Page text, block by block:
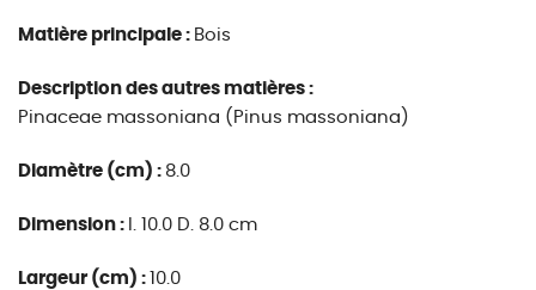
Matière principale : Bois
Description des autres matières :
Pinaceae massoniana (Pinus massoniana)
Diamètre (cm) : 8.0
Dimension : l. 10.0 D. 8.0 cm
Largeur (cm) : 10.0